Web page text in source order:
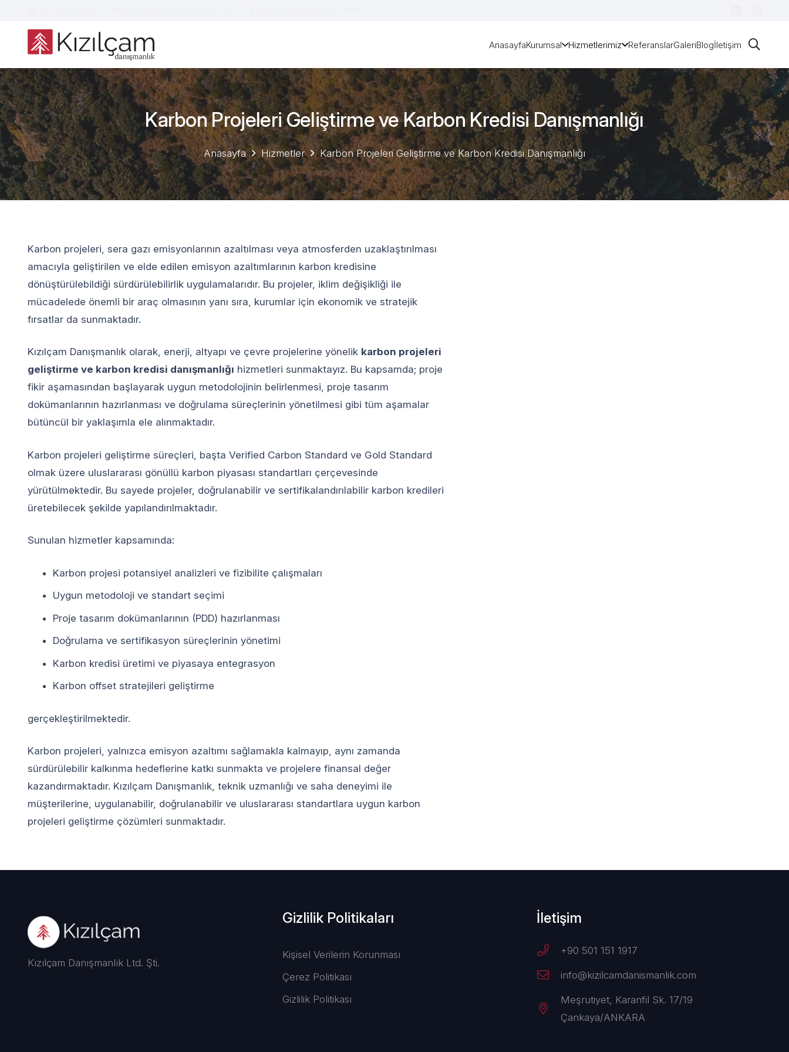
AnasayfaKurumsal Hizmetlerimiz ReferanslarGaleriBlogİletişim
Karbon Projeleri Geliştirme ve Karbon Kredisi Danışmanlığı
Anasayfa Hizmetler Karbon Projeleri Geliştirme ve Karbon Kredisi Danışmanlığı
Karbon projeleri, sera gazı emisyonlarının azaltılması veya atmosferden uzaklaştırılması
amacıyla geliştirilen ve elde edilen emisyon azaltımlarının karbon kredisine
dönüştürülebildiği sürdürülebilirlik uygulamalarıdır. Bu projeler, iklim değişikliği ile
mücadelede önemli bir araç olmasının yanı sıra, kurumlar için ekonomik ve stratejik
fırsatlar da sunmaktadır.
Kızılçam Danışmanlık olarak, enerji, altyapı ve çevre projelerine yönelik karbon projeleri
geliştirme ve karbon kredisi danışmanlığı hizmetleri sunmaktayız. Bu kapsamda; proje
fikir aşamasından başlayarak uygun metodolojinin belirlenmesi, proje tasarım
dokümanlarının hazırlanması ve doğrulama süreçlerinin yönetilmesi gibi tüm aşamalar
bütüncül bir yaklaşımla ele alınmaktadır.
Karbon projeleri geliştirme süreçleri, başta Verified Carbon Standard ve Gold Standard
olmak üzere uluslararası gönüllü karbon piyasası standartları çerçevesinde
yürütülmektedir. Bu sayede projeler, doğrulanabilir ve sertifikalandırılabilir karbon kredileri
üretebilecek şekilde yapılandırılmaktadır.
Sunulan hizmetler kapsamında:
Karbon projesi potansiyel analizleri ve fizibilite çalışmaları
Uygun metodoloji ve standart seçimi
Proje tasarım dokümanlarının (PDD) hazırlanması
Doğrulama ve sertifikasyon süreçlerinin yönetimi
Karbon kredisi üretimi ve piyasaya entegrasyon
Karbon offset stratejileri geliştirme
gerçekleştirilmektedir.
Karbon projeleri, yalnızca emisyon azaltımı sağlamakla kalmayıp, aynı zamanda
sürdürülebilir kalkınma hedeflerine katkı sunmakta ve projelere finansal değer
kazandırmaktadır. Kızılçam Danışmanlık, teknik uzmanlığı ve saha deneyimi ile
müşterilerine, uygulanabilir, doğrulanabilir ve uluslararası standartlara uygun karbon
projeleri geliştirme çözümleri sunmaktadır.
Kızılçam Danışmanlık Ltd. Şti.
Gizlilik Politikaları
Kişisel Verilerin Korunması
Çerez Politikası
Gizlilik Politikası
İletişim
+90 501 151 1917
info@kizilcamdanismanlik.com
Meşrutiyet, Karanfil Sk. 17/19
Çankaya/ANKARA